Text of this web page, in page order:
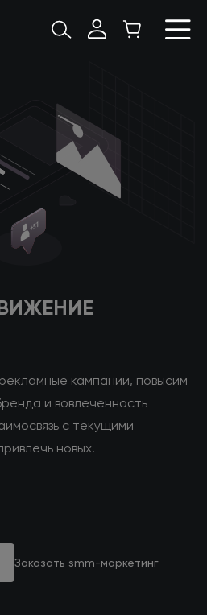
кампании, повысим
и вовлеченность
с текущими
новых.
Заказать smm-маркетинг